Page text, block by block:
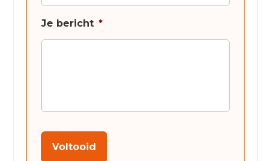
Je bericht *
Voltooid